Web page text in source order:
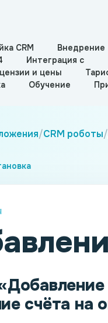
CRM
Внедрение
Интеграция с
и цены
Обучение
/CRM роботы/
счёта на